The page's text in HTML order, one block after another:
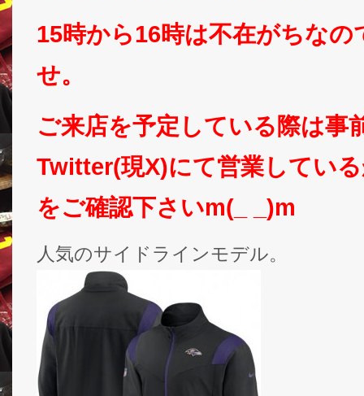
15時から16時は不在がちなの
せ。
ご来店を予定している際は事
Twitter(現X)にて営業してい
をご確認下さいm(_ _)m
人気のサイドラインモデル。